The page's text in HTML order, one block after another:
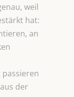
weil
hat:
an
passieren
der